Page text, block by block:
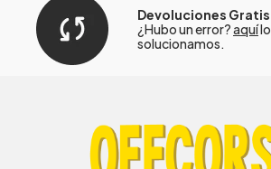
Devoluciones Gratis
¿Hubo un error?aquílo
solucionamos.